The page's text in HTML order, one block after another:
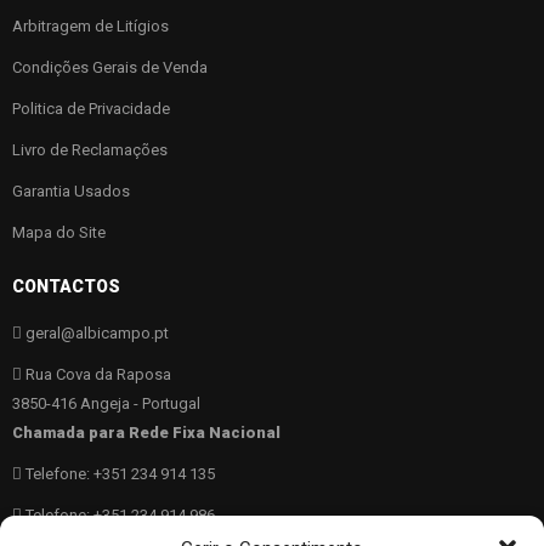
Arbitragem de Litígios
Condições Gerais de Venda
Politica de Privacidade
Livro de Reclamações
Garantia Usados
Mapa do Site
CONTACTOS
geral@albicampo.pt
Rua Cova da Raposa
3850-416 Angeja - Portugal
Chamada para Rede Fixa Nacional
Telefone: +351 234 914 135
Telefone: +351 234 914 986